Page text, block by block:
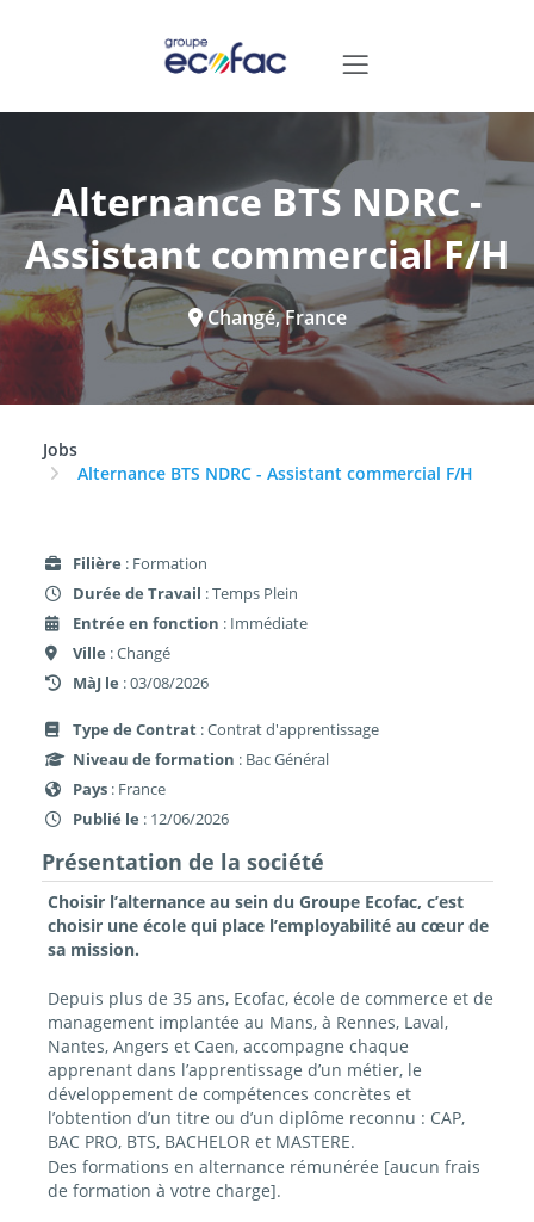
Alternance BTS NDRC -
Assistant commercial F/H
Changé, France
Jobs
Alternance BTS NDRC - Assistant commercial F/H
Filière : Formation
Durée de Travail : Temps Plein
Entrée en fonction : Immédiate
Ville : Changé
MàJ le : 03/08/2026
Type de Contrat : Contrat d'apprentissage
Niveau de formation : Bac Général
Pays : France
Publié le : 12/06/2026
Présentation de la société
Choisir l’alternance au sein du Groupe Ecofac, c’est
choisir une école qui place l’employabilité au cœur de
sa mission.
Depuis plus de 35 ans, Ecofac, école de commerce et de
management implantée au Mans, à Rennes, Laval,
Nantes, Angers et Caen, accompagne chaque
apprenant dans l’apprentissage d’un métier, le
développement de compétences concrètes et
l’obtention d’un titre ou d’un diplôme reconnu : CAP,
BAC PRO, BTS, BACHELOR et MASTERE.
Des formations en alternance rémunérée [aucun frais
de formation à votre charge].